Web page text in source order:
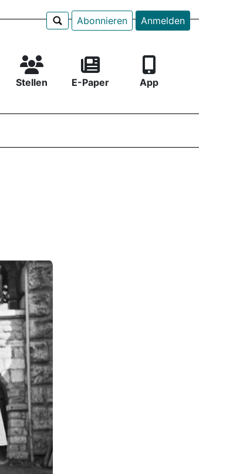
Abonnieren Anmelden
Stellen E-Paper App